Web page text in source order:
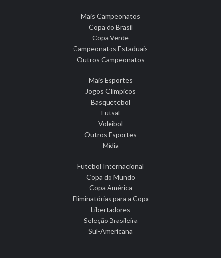
Mais Campeonatos
Copa do Brasil
Copa Verde
Campeonatos Estaduais
Outros Campeonatos
Mais Esportes
Jogos Olímpicos
Basquetebol
Futsal
Voleibol
Outros Esportes
Mídia
Futebol Internacional
Copa do Mundo
Copa América
Eliminatórias para a Copa
Libertadores
Seleção Brasileira
Sul-Americana